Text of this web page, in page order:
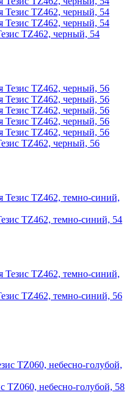
TZ462, черный, 54
TZ462, черный, 56
TZ462, темно-синий, 54
TZ462, темно-синий, 56
TZ060, небесно-голубой, 58